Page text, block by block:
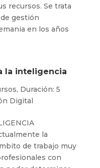
recursos. Se trata
gestión
en los años
la inteligencia
, Duración: 5
Digital
la
de trabajo muy
con